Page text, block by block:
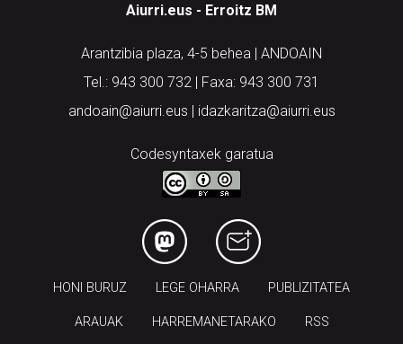
Aiurri.eus - Erroitz BM
Arantzibia plaza, 4-5 behea | ANDOAIN
Tel.: 943 300 732 | Faxa: 943 300 731
andoain@aiurri.eus | idazkaritza@aiurri.eus
Codesyntaxek garatua
HONI BURUZ LEGE OHARRA PUBLIZITATEA
ARAUAK HARREMANETARAKO RSS